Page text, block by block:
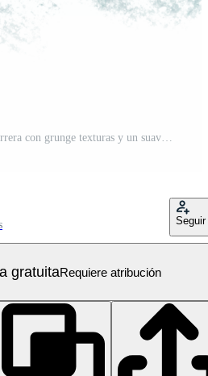
descolorido cian cepillo carrera con grunge texturas y un suave acuarela terminar PNG Gratis
Seguir
gratuitaRequiere atribución